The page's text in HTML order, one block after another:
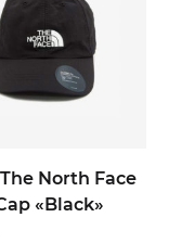
North Face
«Black»